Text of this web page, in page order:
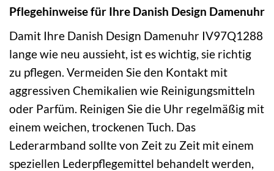
Pflegehinweise für Ihre Danish Design Damenuhr
Damit Ihre Danish Design Damenuhr IV97Q1288
lange wie neu aussieht, ist es wichtig, sie richtig
zu pflegen. Vermeiden Sie den Kontakt mit
aggressiven Chemikalien wie Reinigungsmitteln
oder Parfüm. Reinigen Sie die Uhr regelmäßig mit
einem weichen, trockenen Tuch. Das
Lederarmband sollte von Zeit zu Zeit mit einem
speziellen Lederpflegemittel behandelt werden,